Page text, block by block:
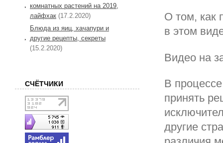
О том, как
в этом
Видео на
В
принять
другие
комнатных растений на 2019,
лайфхак (17.2.2020)
Блюда из яиц, хачапури и
другие рецепты, секреты
(15.2.2020)
СЧЁТЧИКИ